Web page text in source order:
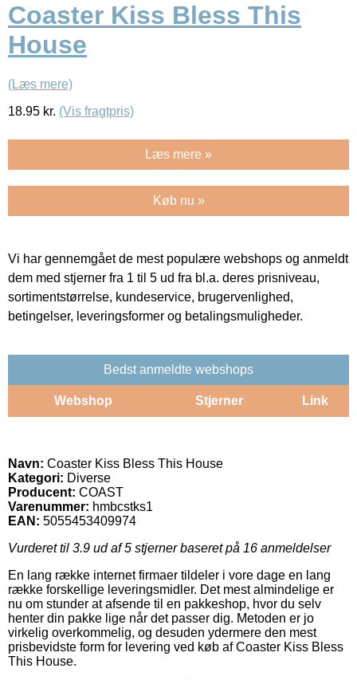
Coaster Kiss Bless This
House
(Læs mere)
18.95 kr. (Vis fragtpris)
Læs mere »
Køb nu »
Vi har gennemgået de mest populære webshops og anmeldt
dem med stjerner fra 1 til 5 ud fra bl.a. deres prisniveau,
sortimentstørrelse, kundeservice, brugervenlighed,
betingelser, leveringsformer og betalingsmuligheder.
Bedst anmeldte webshops
Webshop Stjerner Link
Navn: Coaster Kiss Bless This House
Kategori: Diverse
Producent: COAST
Varenummer: hmbcstks1
EAN: 5055453409974
Vurderet til 3.9 ud af 5 stjerner baseret på 16 anmeldelser
En lang række internet firmaer tildeler i vore dage en lang
række forskellige leveringsmidler. Det mest almindelige er
nu om stunder at afsende til en pakkeshop, hvor du selv
henter din pakke lige når det passer dig. Metoden er jo
virkelig overkommelig, og desuden ydermere den mest
prisbevidste form for levering ved køb af Coaster Kiss Bless
This House.